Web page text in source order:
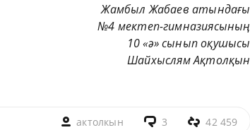
Жамбыл Жабаев атындағы
№4 мектеп-гимназиясының
10 «ә» сынып оқушысы
Шайхыслям Ақтолқын
актолкын 3 42 459